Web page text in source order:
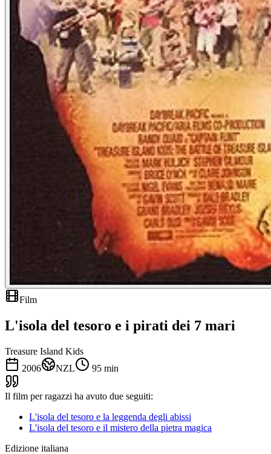
Film
L'isola del tesoro e i pirati dei 7 mari
Treasure Island Kids
2006
NZL 95 min
Il film per ragazzi ha avuto due seguiti:
L'isola del tesoro e la leggenda degli abissi
L'isola del tesoro e il mistero della pietra magica
Edizione italiana